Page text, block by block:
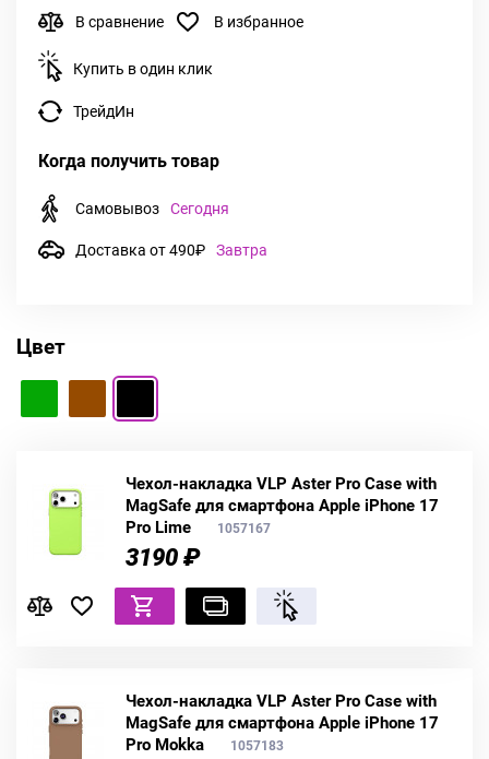
В сравнение В избранное
Купить в один клик
ТрейдИн
Когда получить товар
Самовывоз Сегодня
Доставка от 490₽ Завтра
Цвет
Чехол-накладка VLP Aster Pro Case with
MagSafe для смартфона Apple iPhone 17
Pro Lime
1057167
3190 ₽
Чехол-накладка VLP Aster Pro Case with
MagSafe для смартфона Apple iPhone 17
Pro Mokka
1057183